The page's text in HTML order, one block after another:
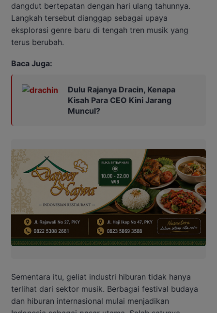
dangdut bertepatan dengan hari ulang tahunnya.
Langkah tersebut dianggap sebagai upaya
eksplorasi genre baru di tengah tren musik yang
terus berubah.
Baca Juga:
Dulu Rajanya Dracin, Kenapa
Kisah Para CEO Kini Jarang
Muncul?
Sementara itu, geliat industri hiburan tidak hanya
terlihat dari sektor musik. Berbagai festival budaya
dan hiburan internasional mulai menjadikan